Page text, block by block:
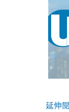
延伸